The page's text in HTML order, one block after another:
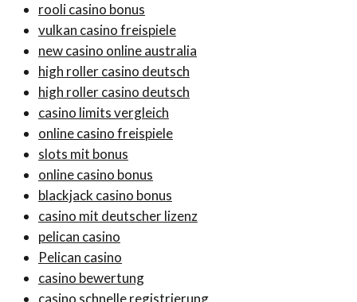
rooli casino bonus
vulkan casino freispiele
new casino online australia
high roller casino deutsch
high roller casino deutsch
casino limits vergleich
online casino freispiele
slots mit bonus
online casino bonus
blackjack casino bonus
casino mit deutscher lizenz
pelican casino
Pelican casino
casino bewertung
casino schnelle registrierung